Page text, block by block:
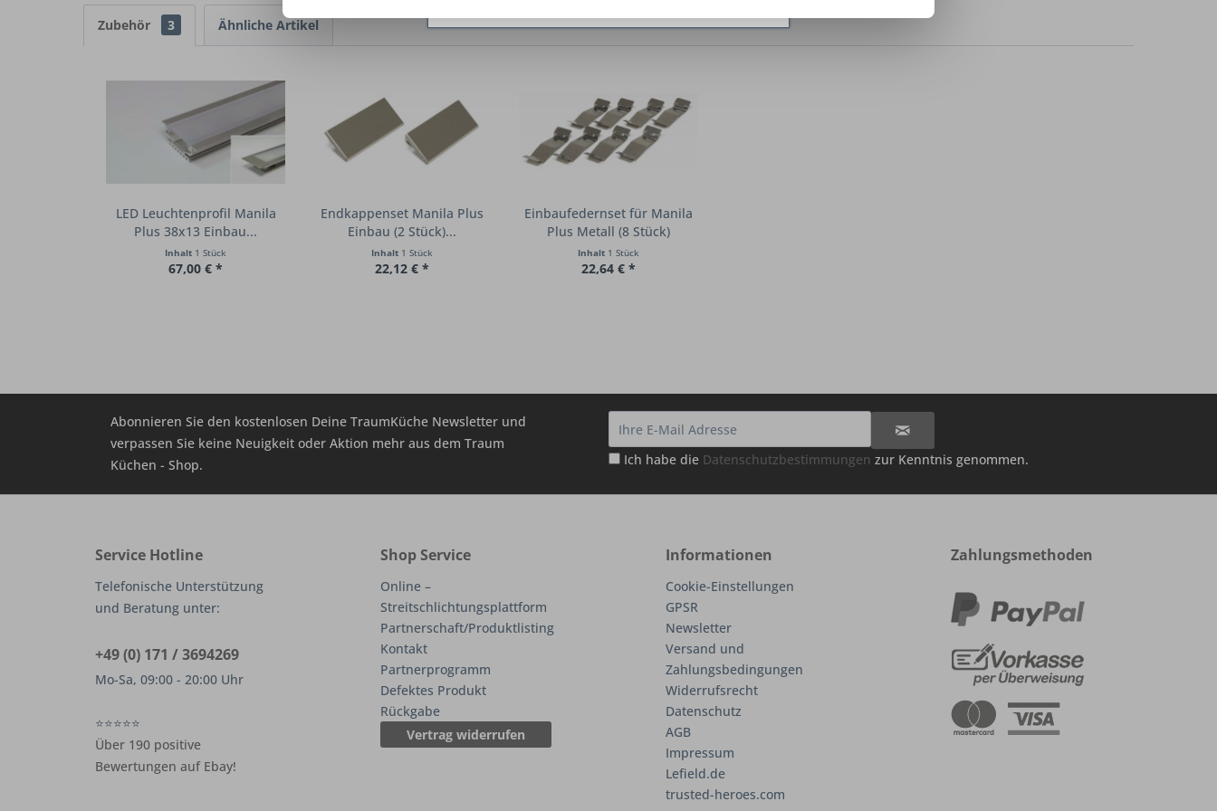
Zubehör 3 Ähnliche Artikel
LED Leuchtenprofil Manila
Plus 38x13 Einbau...
Inhalt 1 Stück
67,00 € *
Endkappenset Manila Plus
Einbau (2 Stück)...
Inhalt 1 Stück
22,12 € *
Einbaufedernset für Manila
Plus Metall (8 Stück)
Inhalt 1 Stück
22,64 € *
Abonnieren Sie den kostenlosen Deine TraumKüche Newsletter und
verpassen Sie keine Neuigkeit oder Aktion mehr aus dem Traum
Küchen - Shop.
Ich habe die Datenschutzbestimmungen zur Kenntnis genommen.
Service Hotline
Telefonische Unterstützung
und Beratung unter:
+49 (0) 171 / 3694269
Mo-Sa, 09:00 - 20:00 Uhr
⭐⭐⭐⭐⭐
Über 190 positive
Bewertungen auf Ebay!
Shop Service
Online –
Streitschlichtungsplattform
Partnerschaft/Produktlisting
Kontakt
Partnerprogramm
Defektes Produkt
Rückgabe
Vertrag widerrufen
Informationen
Cookie-Einstellungen
GPSR
Newsletter
Versand und
Zahlungsbedingungen
Widerrufsrecht
Datenschutz
AGB
Impressum
Lefield.de
trusted-heroes.com
Zahlungsmethoden